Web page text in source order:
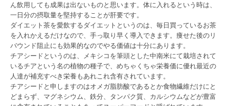
ん飲用しても成果は出ないものと思います。体に入れるという時は、
一日分の摂取量を堅持することが肝要です。
ダイエット茶を愛飲するダイエットというのは、毎日買っているお茶
を入れかえるだけなので、手っ取り早く導入できます。痩せた後のリ
バウンド阻止にも効果的なのでやる価値は十分にあります。
チアシードというのは、メキシコを筆頭とした中南米にて栽培されて
いるチアという名の植物の種子で、めちゃくちゃ栄養価に優れ最近の
人達が補充すべき栄養もあれこれ含有されています。
チアシードと申しますのはオメガ脂肪酸であるとか食物繊維だけにと
どまらず、マグネシウム、鉄分、タンパク質、カルシウムなどが豊富